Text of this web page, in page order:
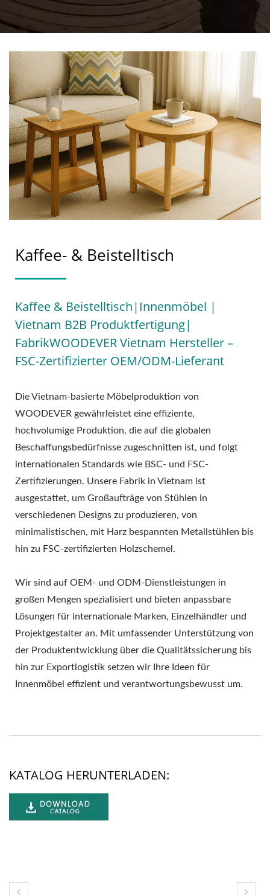
Kaffee- & Beistelltisch
Kaffee & Beistelltisch|Innenmöbel |
Vietnam B2B Produktfertigung|
FabrikWOODEVER Vietnam Hersteller –
FSC-Zertifizierter OEM/ODM-Lieferant
Die Vietnam-basierte Möbelproduktion von
WOODEVER gewährleistet eine effiziente,
hochvolumige Produktion, die auf die globalen
Beschaffungsbedürfnisse zugeschnitten ist, und folgt
internationalen Standards wie BSC- und FSC-
Zertifizierungen. Unsere Fabrik in Vietnam ist
ausgestattet, um Großaufträge von Stühlen in
verschiedenen Designs zu produzieren, von
minimalistischen, mit Harz bespannten Metallstühlen bis
hin zu FSC-zertifizierten Holzschemel.
Wir sind auf OEM- und ODM-Dienstleistungen in
großen Mengen spezialisiert und bieten anpassbare
Lösungen für internationale Marken, Einzelhändler und
Projektgestalter an. Mit umfassender Unterstützung von
der Produktentwicklung über die Qualitätssicherung bis
hin zur Exportlogistik setzen wir Ihre Ideen für
Innenmöbel effizient und verantwortungsbewusst um.
KATALOG HERUNTERLADEN: